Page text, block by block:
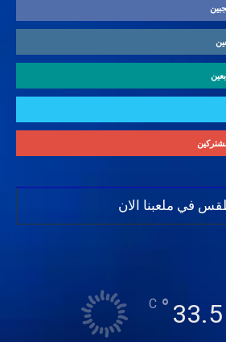
في ملعبنا الان
33.5
°
C